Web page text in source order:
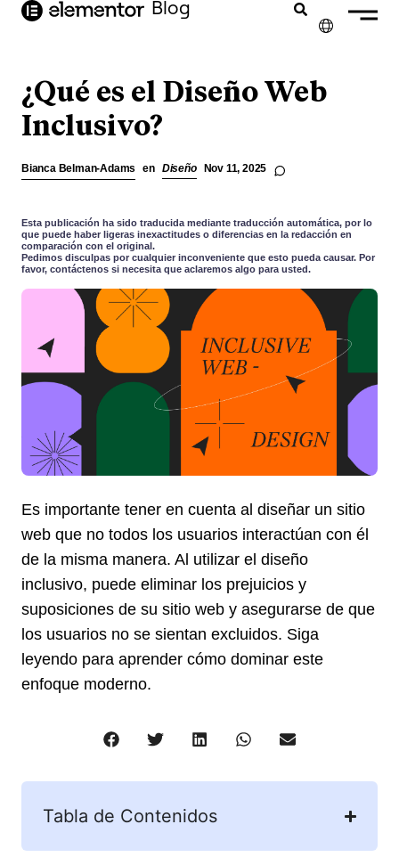
contenido Blog
ENGLISH
PORTUGUÊS
ITALIANO
¿Qué es el Diseño Web
Inclusivo?
Bianca Belman-Adams en Diseño Nov 11, 2025
Esta publicación ha sido traducida mediante traducción automática, por lo
que puede haber ligeras inexactitudes o diferencias en la redacción en
comparación con el original.
Pedimos disculpas por cualquier inconveniente que esto pueda causar. Por
favor, contáctenos si necesita que aclaremos algo para usted.
Es importante tener en cuenta al diseñar un sitio
web que no todos los usuarios interactúan con él
de la misma manera. Al utilizar el diseño
inclusivo, puede eliminar los prejuicios y
suposiciones de su sitio web y asegurarse de que
los usuarios no se sientan excluidos. Siga
leyendo para aprender cómo dominar este
enfoque moderno.
Tabla de Contenidos